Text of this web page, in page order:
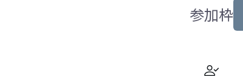
参加枠